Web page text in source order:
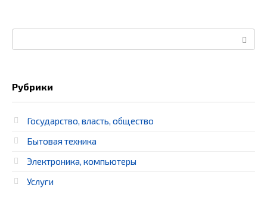
Рубрики
Государство, власть, общество
Бытовая техника
Электроника, компьютеры
Услуги